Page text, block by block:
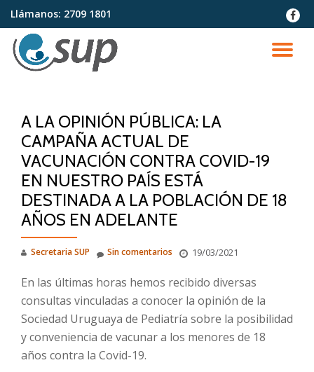
Saltar
contenido
Llámanos: 2709 1801
fa-
A LA OPINIÓN PÚBLICA: LA
CAMPAÑA ACTUAL DE
VACUNACIÓN CONTRA COVID-19
EN NUESTRO PAÍS ESTÁ
DESTINADA A LA POBLACIÓN DE 18
AÑOS EN ADELANTE
Secretaria SUP 19/03/2021
Sin comentarios
En las últimas horas hemos recibido diversas
consultas vinculadas a conocer la opinión de la
Sociedad Uruguaya de Pediatría sobre la posibilidad
y conveniencia de vacunar a los menores de 18
años contra la Covid-19.